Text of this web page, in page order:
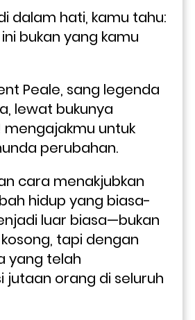
dalam hati, kamu tahu:
bukan yang kamu
Peale, sang legenda
lewat bukunya
mengajakmu untuk
perubahan.
cara menakjubkan
hidup yang biasa-
luar biasa—bukan
tapi dengan
yang telah
jutaan orang di seluruh